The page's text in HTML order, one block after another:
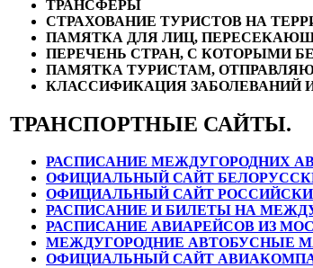
ТРАНСФЕРЫ
СТРАХОВАНИЕ ТУРИСТОВ НА
ПАМЯТКА ДЛЯ ЛИЦ,
ПЕРЕЧЕНЬ СТРАН, С КОТОРЫМИ
ПАМЯТКА ТУРИСТАМ,
КЛАССИФИКАЦИЯ ЗАБОЛЕВАНИЙ
ТРАНСПОРТНЫЕ САЙТЫ.
РАСПИСАНИЕ МЕЖДУГОРОДНИХ
ОФИЦИАЛЬНЫЙ САЙТ
ОФИЦИАЛЬНЫЙ САЙТ
РАСПИСАНИЕ И БИЛЕТЫ НА
РАСПИСАНИЕ АВИАРЕЙСОВ ИЗ
МЕЖДУГОРОДНИЕ АВТОБУСНЫЕ
ОФИЦИАЛЬНЫЙ САЙТ